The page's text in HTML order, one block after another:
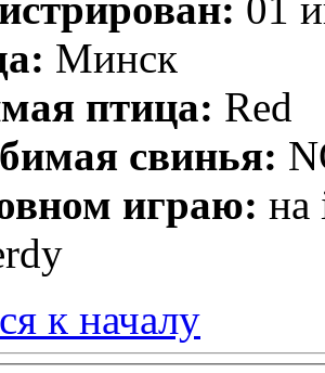
01
Минск
птица: Red
свинья:
играю: на
к началу